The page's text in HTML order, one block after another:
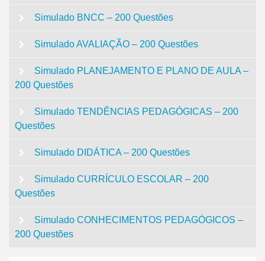
Simulado BNCC – 200 Questões
Simulado AVALIAÇÃO – 200 Questões
Simulado PLANEJAMENTO E PLANO DE AULA –
200 Questões
Simulado TENDÊNCIAS PEDAGÓGICAS – 200
Questões
Simulado DIDÁTICA – 200 Questões
Simulado CURRÍCULO ESCOLAR – 200
Questões
Simulado CONHECIMENTOS PEDAGÓGICOS –
200 Questões